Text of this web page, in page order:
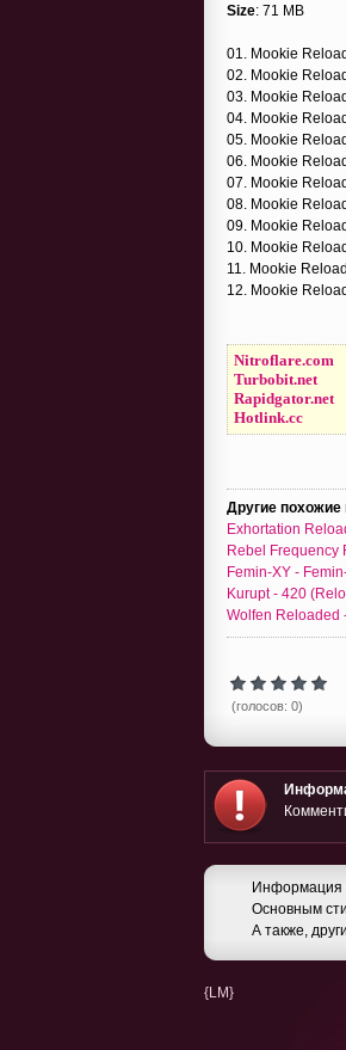
Size: 71 MB
01. Mookie
02. Mookie
03. Mookie
04. Mookie
05. Mookie
06. Mookie
07. Mookie
08. Mookie
09. Mookie
10. Mookie
11. Mookie
12. Mookie
Nitroflare.com
Turbobit.net
Rapidgator.net
Hotlink.cc
Другие похожие
Exhortation
Rebel Frequency
Femin-XY -
Kurupt - 420
Wolfen Reloaded
(голосов: 0)
Информация
Основным
А также,
{LM}